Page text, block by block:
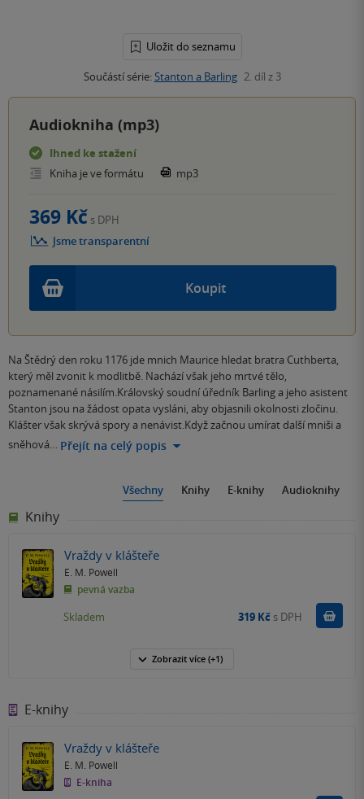
Uložit do seznamu
Součástí série:Stanton a Barling 2. díl z 3
Audiokniha (mp3)
Ihned ke stažení
Kniha je ve formátu
mp3
Koupit
369 Kč s DPH
Jsme transparentní
Na Štědrý den roku 1176 jde mnich Maurice hledat bratra Cuthberta,
který měl zvonit k modlitbě. Nachází však jeho mrtvé tělo,
poznamenané násilím.Královský soudní úředník Barling a jeho asistent
Stanton jsou na žádost opata vysláni, aby objasnili okolnosti zločinu.
Klášter však skrývá spory a nenávist.Když začnou umírat další mniši a
sněhová… Přejít na celý popis
Všechny Knihy E-knihy Audioknihy
Knihy
Vraždy v klášteře
E. M. Powell
pevná vazba
Skladem 319 Kč s DPH
Zobrazit více (+1)
E-knihy
Vraždy v klášteře
E. M. Powell
E-kniha